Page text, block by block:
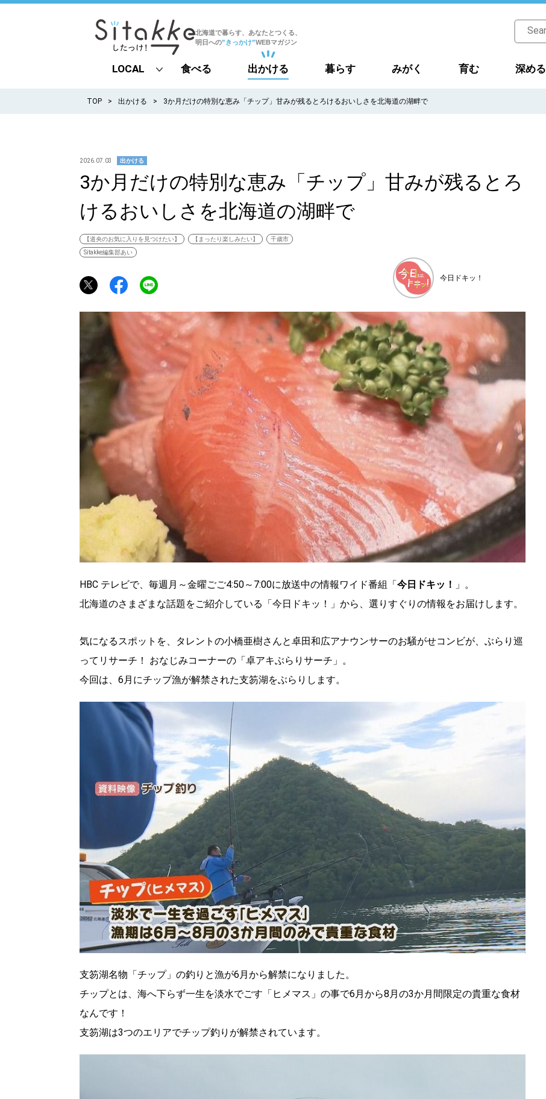
北海道で暮らす、あなたとつくる、
明日への”きっかけ”WEBマガジン
LOCAL
all
道北
道南
道東
道央
食べる 出かける 暮らす みがく 育む 深める
TOP 出かける 3か月だけの特別な恵み「チップ」甘みが残るとろけるおいしさを北海道の湖畔で
2026.07.03 出かける
3か月だけの特別な恵み「チップ」甘みが残るとろ
けるおいしさを北海道の湖畔で
【道央のお気に入りを見つけたい】 【まったり楽しみたい】
千歳市
Sitakke編集部あい
今日ドキッ！
HBC テレビで、毎週月～金曜ごご4:50～7:00に放送中の情報ワイド番組「 今日ドキッ！ 」。
北海道のさまざまな話題をご紹介している「今日ドキッ！」から、選りすぐりの情報をお届けします。
気になるスポットを、タレントの小橋亜樹さんと卓田和広アナウンサーのお騒がせコンビが、ぶらり巡
ってリサーチ！ おなじみコーナーの「卓アキぶらりサーチ」。
今回は、6月にチップ漁が解禁された支笏湖をぶらりします。
支笏湖名物「チップ」の釣りと漁が6月から解禁になりました。
チップとは、海へ下らず一生を淡水でごす「ヒメマス」の事で6月から8月の3か月間限定の貴重な食材
なんです！
支笏湖は3つのエリアでチップ釣りが解禁されています。